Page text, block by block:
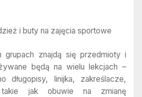
i buty na zajęcia sportowe
grupach znajdą się przedmioty i
będą na wielu lekcjach –
długopisy, linijka, zakreślacze,
jak obuwie na zmianę